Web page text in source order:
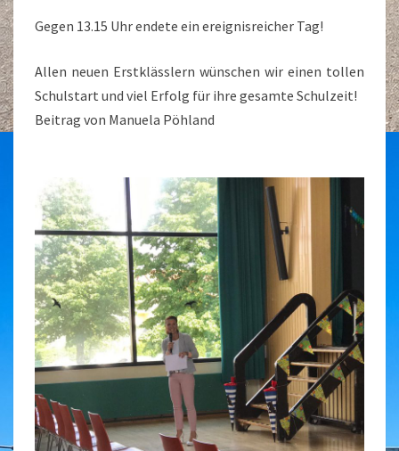
Gegen 13.15 Uhr endete ein ereignisreicher Tag!
Allen neuen Erstklässlern wünschen wir einen tollen
Schulstart und viel Erfolg für ihre gesamte Schulzeit!
Beitrag von Manuela Pöhland